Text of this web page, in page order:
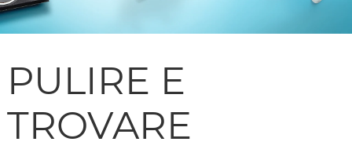
PULIRE E
TROVARE